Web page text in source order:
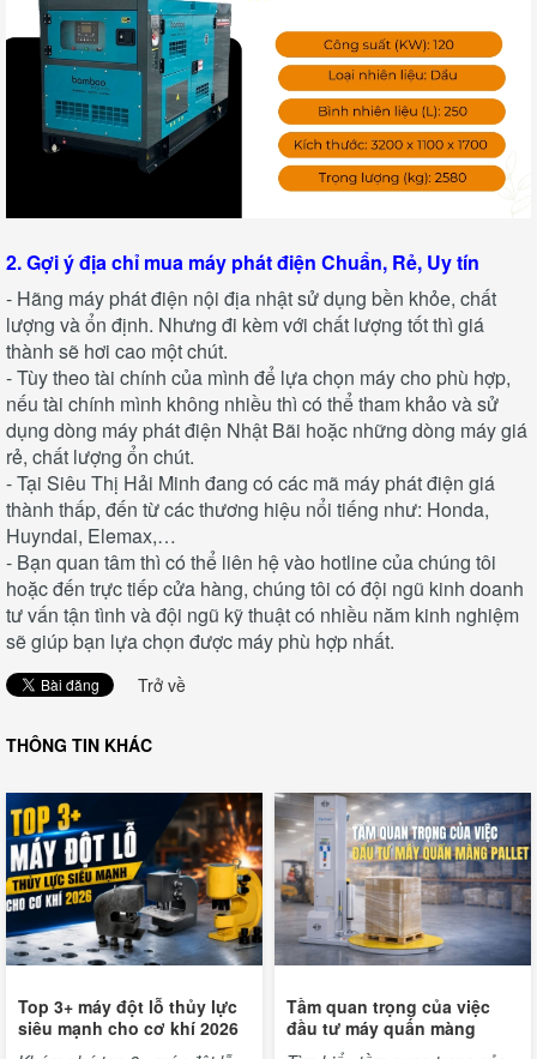
2. Gợi ý địa chỉ mua máy phát điện Chuẩn, Rẻ, Uy tín
- Hãng máy phát điện nội địa nhật sử dụng bền khỏe, chất
lượng và ổn định. Nhưng đi kèm với chất lượng tốt thì giá
thành sẽ hơi cao một chút.
- Tùy theo tài chính của mình để lựa chọn máy cho phù hợp,
nếu tài chính mình không nhiều thì có thể tham khảo và sử
dụng dòng máy phát điện Nhật Bãi hoặc những dòng máy giá
rẻ, chất lượng ổn chút.
- Tại Siêu Thị Hải Minh đang có các mã máy phát điện giá
thành thấp, đến từ các thương hiệu nổi tiếng như: Honda,
Huyndai, Elemax,…
- Bạn quan tâm thì có thể liên hệ vào hotline của chúng tôi
hoặc đến trực tiếp cửa hàng, chúng tôi có đội ngũ kinh doanh
tư vấn tận tình và đội ngũ kỹ thuật có nhiều năm kinh nghiệm
sẽ giúp bạn lựa chọn được máy phù hợp nhất.
Trở về
THÔNG TIN KHÁC
Top 3+ máy đột lỗ thủy lực
siêu mạnh cho cơ khí 2026
Tầm quan trọng của việc
đầu tư máy quấn màng
pallet